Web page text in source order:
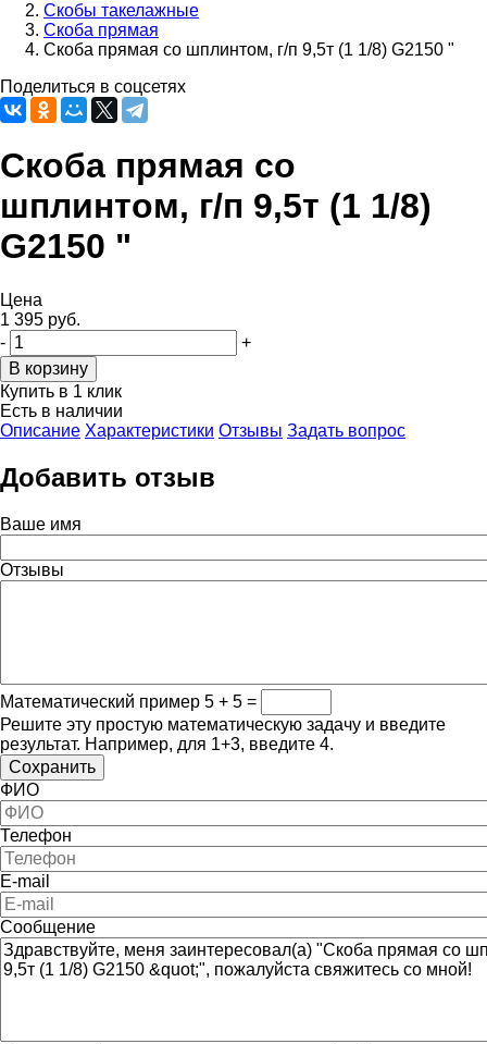
Строка
навигации
Скобы такелажные
Скоба прямая
Скоба прямая со шплинтом, г/п 9,5т (1 1/8) G2150 "
Поделиться в соцсетях
Скоба прямая со
шплинтом, г/п 9,5т (1 1/8)
G2150 "
Цена
1 395 руб.
-
+
Купить в 1 клик
Есть в наличии
Описание Характеристики Отзывы Задать вопрос
Добавить отзыв
Ваше имя
Отзывы
Математический пример 5 + 5 =
Решите эту простую математическую задачу и введите
результат. Например, для 1+3, введите 4.
ФИО
Телефон
E-mail
Сообщение